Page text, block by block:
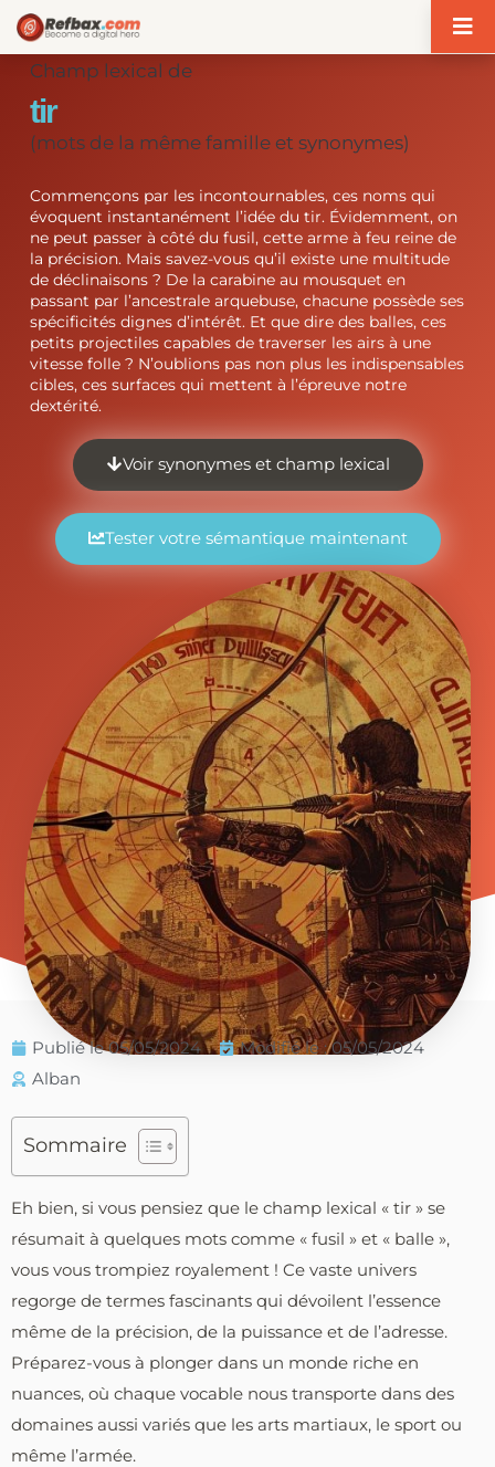
Champ lexical de
tir
(mots de la même famille et synonymes)
Commençons par les incontournables, ces noms qui
évoquent instantanément l’idée du tir. Évidemment, on
ne peut passer à côté du fusil, cette arme à feu reine de
la précision. Mais savez-vous qu’il existe une multitude
de déclinaisons ? De la carabine au mousquet en
passant par l’ancestrale arquebuse, chacune possède ses
spécificités dignes d’intérêt. Et que dire des balles, ces
petits projectiles capables de traverser les airs à une
vitesse folle ? N’oublions pas non plus les indispensables
cibles, ces surfaces qui mettent à l’épreuve notre
dextérité.
Voir synonymes et champ lexical
Tester votre sémantique maintenant
Publié le 05/05/2024
Modifié le : 05/05/2024
Alban
Sommaire
Eh bien, si vous pensiez que le champ lexical « tir » se
résumait à quelques mots comme « fusil » et « balle »,
vous vous trompiez royalement ! Ce vaste univers
regorge de termes fascinants qui dévoilent l’essence
même de la précision, de la puissance et de l’adresse.
Préparez-vous à plonger dans un monde riche en
nuances, où chaque vocable nous transporte dans des
domaines aussi variés que les arts martiaux, le sport ou
même l’armée.
Panneau de gestion des cookies